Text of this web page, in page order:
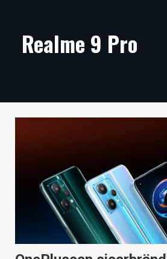
ARTIKKELIT
TECHBBS
KAUPPA
VAIHDA TEEMA
Realme 9 Pro